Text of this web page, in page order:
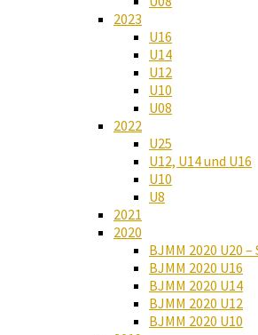
2023
U16
U14
U12
U10
U08
2022
U25
U12, U14 und U16
U10
U8
2021
2020
BJMM 2020 U20
BJMM 2020 U16
BJMM 2020 U14
BJMM 2020 U12
BJMM 2020 U10